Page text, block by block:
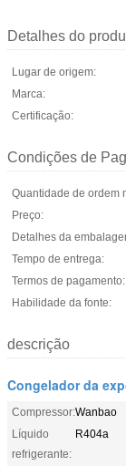
Detalhes do
Lugar de origem:
Marca:
Certificação:
Condições de
Quantidade de ordem
Preço:
Detalhes da
Tempo de entrega:
Termos de pagamento:
Habilidade da fonte:
descrição
Congelador da
Compressor:Wanbao
Líquido
refrigerante:
R404a